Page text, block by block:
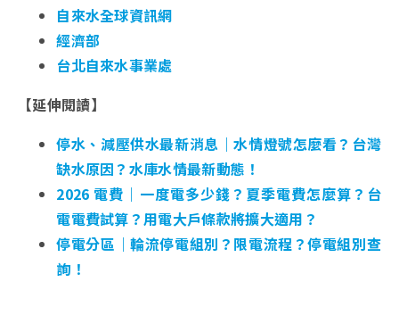
自來水全球資訊網
經濟部
台北自來水事業處
【延伸閱讀】
停水、減壓供水最新消息｜水情燈號怎麼看？台灣
缺水原因？水庫水情最新動態！
2026 電費｜一度電多少錢？夏季電費怎麼算？台
電電費試算？用電大戶條款將擴大適用？
停電分區｜輪流停電組別？限電流程？停電組別查
詢！